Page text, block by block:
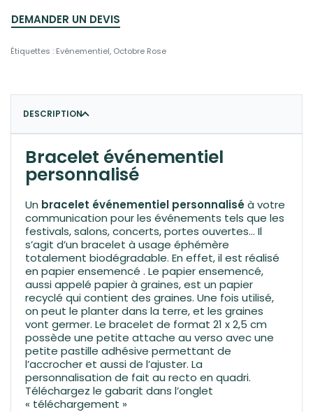
DEMANDER UN DEVIS
Étiquettes : Evénementiel, Octobre Rose
DESCRIPTION
Bracelet événementiel
personnalisé
Un bracelet événementiel personnaliséà votre
communication pour les événements tels que les
festivals, salons, concerts, portes ouvertes… Il
s’agit d’un bracelet à usage éphémère
totalement biodégradable. En effet, il est réalisé
en papier ensemencé . Le papier ensemencé,
aussi appelé papier à graines, est un papier
recyclé qui contient des graines. Une fois utilisé,
on peut le planter dans la terre, et les graines
vont germer. Le bracelet de format 21 x 2,5 cm
possède une petite attache au verso avec une
petite pastille adhésive permettant de
l’accrocher et aussi de l’ajuster. La
personnalisation de fait au recto en quadri.
Téléchargez le gabarit dans l’onglet
« téléchargement »